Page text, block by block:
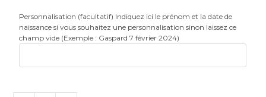
Personnalisation (facultatif) Indiquez ici le prénom et la date de
naissance si vous souhaitez une personnalisation sinon laissez ce
champ vide (Exemple : Gaspard 7 février 2024)